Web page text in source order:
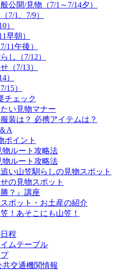
公開/見物（7/1～7/14夕）
7/1、7/9）
）
早朝）
11午後）
し（7/12）
（7/13）
）
15）
チェック
い見物マナー
装は？ 必携アイテムは？
A
ポイント
物ルート攻略法
物ルート攻略法
い山笠馴らしの見物スポット
の見物スポット
？』講座
ポット・お土産の紹介
！あそこにも山笠！
程
ムテーブル
交通機関情報